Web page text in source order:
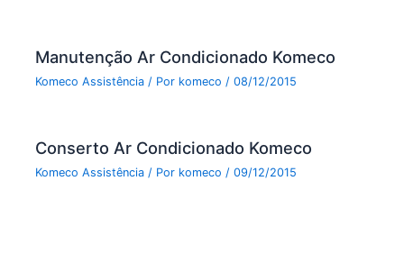
Manutenção Ar Condicionado Komeco
Komeco Assistência / Por komeco /08/12/2015
Conserto Ar Condicionado Komeco
Komeco Assistência / Por komeco/09/12/2015